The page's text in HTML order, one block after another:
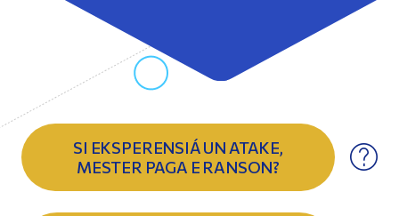
SI EKSPERENSIÁ UN ATAKE,
MESTER PAGA E RANSON?